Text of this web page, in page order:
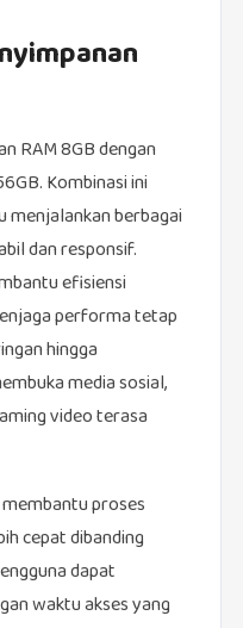
RAM 8GB dengan
Kombinasi ini
berbagai
dan responsif.
efisiensi
performa tetap
hingga
media sosial,
video terasa
proses
cepat dibanding
dapat
waktu akses yang